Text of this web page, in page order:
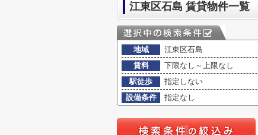
江東区石島 賃貸物件一覧
地域
江東区石島
賃料
下限なし～上限なし
駅徒歩
指定しない
設備条件
指定なし